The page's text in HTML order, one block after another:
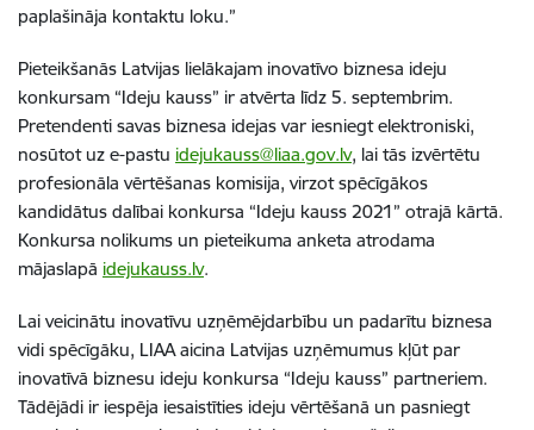
paplašināja kontaktu loku.”
Pieteikšanās Latvijas lielākajam inovatīvo biznesa ideju
konkursam “Ideju kauss” ir atvērta līdz 5. septembrim.
Pretendenti savas biznesa idejas var iesniegt elektroniski,
nosūtot uz e-pastu idejukauss@liaa.gov.lv, lai tās izvērtētu
profesionāla vērtēšanas komisija, virzot spēcīgākos
kandidātus dalībai konkursa “Ideju kauss 2021” otrajā kārtā.
Konkursa nolikums un pieteikuma anketa atrodama
mājaslapā idejukauss.lv.
Lai veicinātu inovatīvu uzņēmējdarbību un padarītu biznesa
vidi spēcīgāku, LIAA aicina Latvijas uzņēmumus kļūt par
inovatīvā biznesu ideju konkursa “Ideju kauss” partneriem.
Tādējādi ir iespēja iesaistīties ideju vērtēšanā un pasniegt